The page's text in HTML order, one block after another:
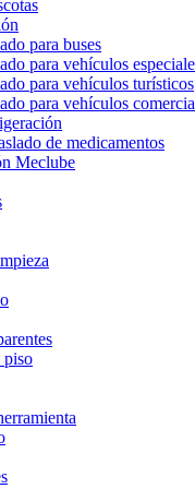
para buses
para vehículos
para vehículos turísticos
para vehículos
de medicamentos
Meclube
piso